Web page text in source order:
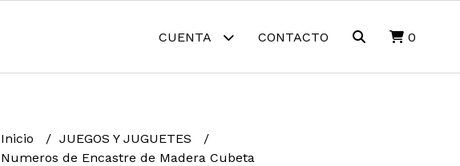
CUENTA CONTACTO 0
Inicio
JUEGOS Y JUGUETES
Numeros de Encastre de Madera Cubeta